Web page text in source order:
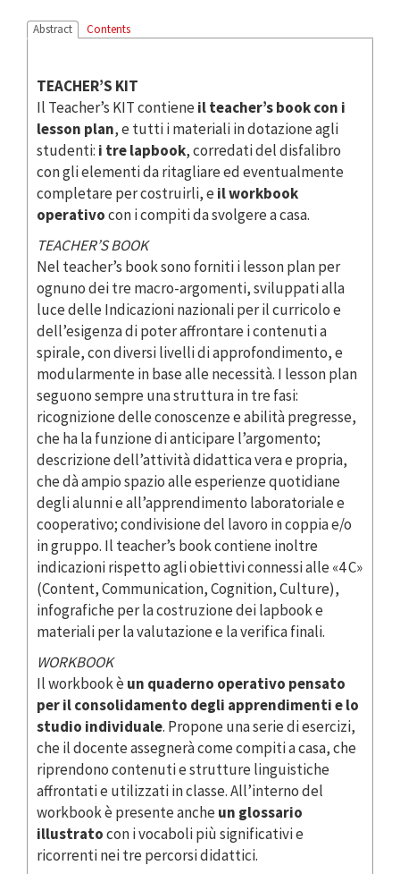
Abstract Contents
TEACHER’S KIT
Il Teacher’s KIT contieneil teacher’s book con i
lesson plan, e tutti i materiali in dotazione agli
studenti: i tre lapbook, corredati del disfalibro
con gli elementi da ritagliare ed eventualmente
completare per costruirli, eil workbook
operativocon i compiti da svolgere a casa.
TEACHER’S BOOK
Nel teacher’s book sono forniti i lesson plan per
ognuno dei tre macro-argomenti, sviluppati alla
luce delle Indicazioni nazionali per il curricolo e
dell’esigenza di poter affrontare i contenuti a
spirale, con diversi livelli di approfondimento, e
modularmente in base alle necessità. I lesson plan
seguono sempre una struttura in tre fasi:
ricognizione delle conoscenze e abilità pregresse,
che ha la funzione di anticipare l’argomento;
descrizione dell’attività didattica vera e propria,
che dà ampio spazio alle esperienze quotidiane
degli alunni e all’apprendimento laboratoriale e
cooperativo; condivisione del lavoro in coppia e/o
in gruppo. Il teacher’s book contiene inoltre
indicazioni rispetto agli obiettivi connessi alle «4 C»
(Content, Communication, Cognition, Culture),
infografiche per la costruzione dei lapbook e
materiali per la valutazione e la verifica finali.
WORKBOOK
Il workbook èun quaderno operativo pensato
per il consolidamento degli apprendimenti e lo
studio individuale. Propone una serie di esercizi,
che il docente assegnerà come compiti a casa, che
riprendono contenuti e strutture linguistiche
affrontati e utilizzati in classe. All’interno del
workbook è presente ancheun glossario
illustratocon i vocaboli più significativi e
ricorrenti nei tre percorsi didattici.